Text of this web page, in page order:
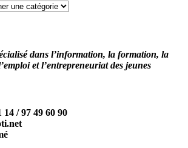
dans l’information, la formation, la
et l’entrepreneuriat des jeunes
14 / 97 49 60 90